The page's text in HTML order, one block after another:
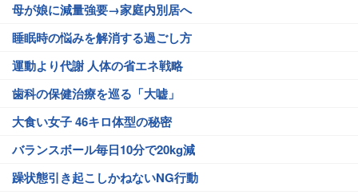
母が娘に減量強要→家庭内別居へ
睡眠時の悩みを解消する過ごし方
運動より代謝 人体の省エネ戦略
歯科の保健治療を巡る「大嘘」
大食い女子 46キロ体型の秘密
バランスボール毎日10分で20kg減
躁状態引き起こしかねないNG行動